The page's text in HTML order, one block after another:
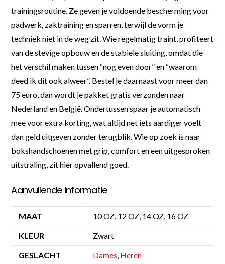
trainingsroutine. Ze geven je voldoende bescherming voor
padwerk, zaktraining en sparren, terwijl de vorm je
techniek niet in de weg zit. Wie regelmatig traint, profiteert
van de stevige opbouw en de stabiele sluiting, omdat die
het verschil maken tussen “nog even door” en “waarom
deed ik dit ook alweer”. Bestel je daarnaast voor meer dan
75 euro, dan wordt je pakket gratis verzonden naar
Nederland en België. Ondertussen spaar je automatisch
mee voor extra korting, wat altijd net iets aardiger voelt
dan geld uitgeven zonder terugblik. Wie op zoek is naar
bokshandschoenen met grip, comfort en een uitgesproken
uitstraling, zit hier opvallend goed.
Aanvullende informatie
MAAT 10 OZ, 12 OZ, 14 OZ, 16 OZ
KLEUR Zwart
GESLACHT Dames Heren